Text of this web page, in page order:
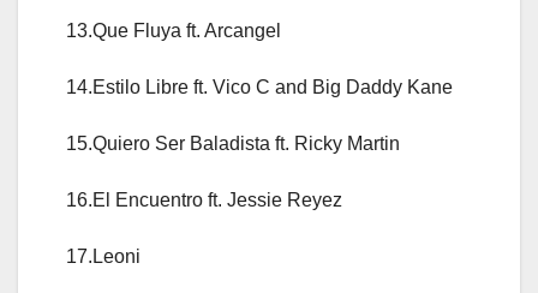
13.Que Fluya ft. Arcangel
14.Estilo Libre ft. Vico C and Big Daddy Kane
15.Quiero Ser Baladista ft. Ricky Martin
16.El Encuentro ft. Jessie Reyez
17.Leoni